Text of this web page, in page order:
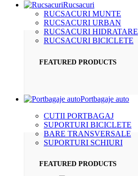
Rucsacuri
RUCSACURI MUNTE
RUCSACURI URBAN
RUCSACURI HIDRATARE
RUCSACURI BICICLETE
FEATURED PRODUCTS
Portbagaje auto
CUTII PORTBAGAJ
SUPORTURI BICICLETE
BARE TRANSVERSALE
SUPORTURI SCHIURI
FEATURED PRODUCTS